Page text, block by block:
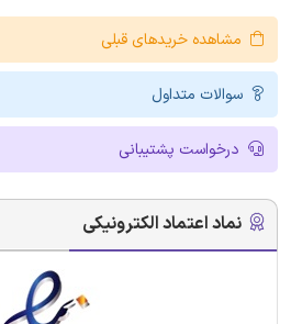
مشاهده خریدهای قبلی
سوالات متداول
درخواست پشتیبانی
نماد اعتماد الکترونیکی